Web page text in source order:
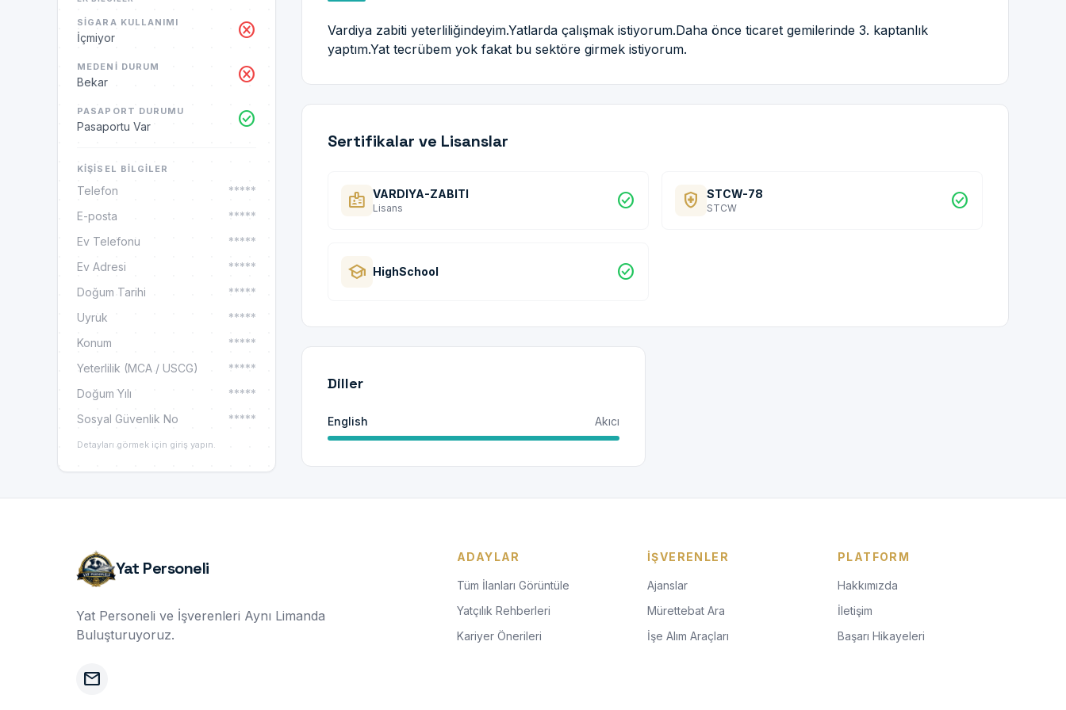
SIGARA KULLANIMI
İçmiyor cancel
MEDENI DURUM
Bekar cancel
PASAPORT DURUMU
Pasaportu Var check_circle
KIŞISEL BILGILER
Telefon
*****
E-posta
*****
Ev Telefonu
*****
Ev Adresi
*****
Doğum Tarihi
*****
Uyruk
*****
Konum
*****
Yeterlilik (MCA / USCG)
*****
Doğum Yılı
*****
Sosyal Güvenlik No
*****
Detayları görmek için giriş yapın.
Vardiya zabiti yeterliliğindeyim.Yatlarda çalışmak istiyorum.Daha önce ticaret gemilerinde 3. kaptanlık
yaptım.Yat tecrübem yok fakat bu sektöre girmek istiyorum.
Sertifikalar ve Lisanslar
badge VARDIYA-ZABITI
Lisans check_circle health_and_safety STCW-78
STCW check_circle
school HighSchool check_circle
Diller
English Akıcı
Yat Personeli
Yat Personeli ve İşverenleri Aynı Limanda
Buluşturuyoruz.
mail
ADAYLAR
Tüm İlanları Görüntüle
Yatçılık Rehberleri
Kariyer Önerileri
İŞVERENLER
Ajanslar
Mürettebat Ara
İşe Alım Araçları
PLATFORM
Hakkımızda
İletişim
Başarı Hikayeleri